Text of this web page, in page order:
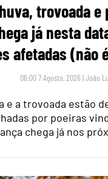
trovoada
já nesta
afetadas (não
06:00 7 Agosto, 2026 |João
e a trovoada estão
por poeiras
chega já nos